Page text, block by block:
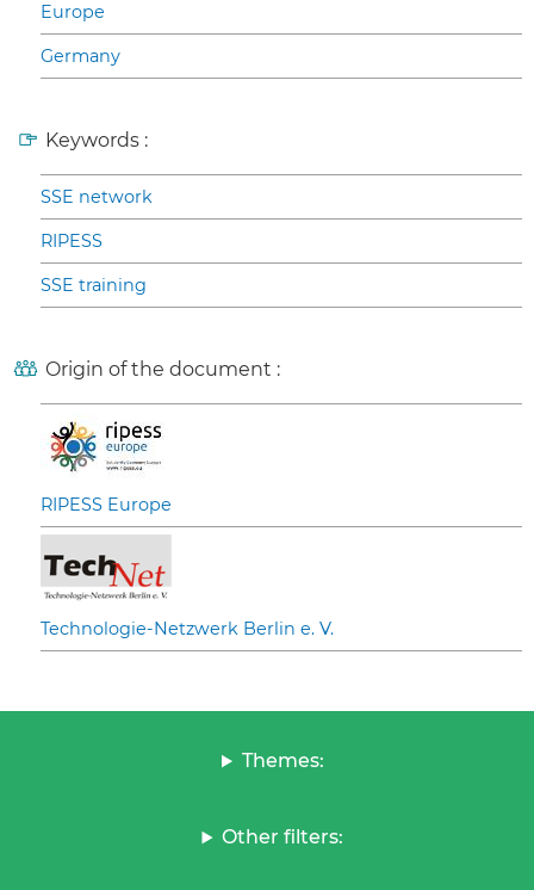
Europe
Germany
Keywords :
SSE network
RIPESS
SSE training
Origin of the document :
RIPESS Europe
Technologie-Netzwerk Berlin e. V.
Themes:
Other filters: